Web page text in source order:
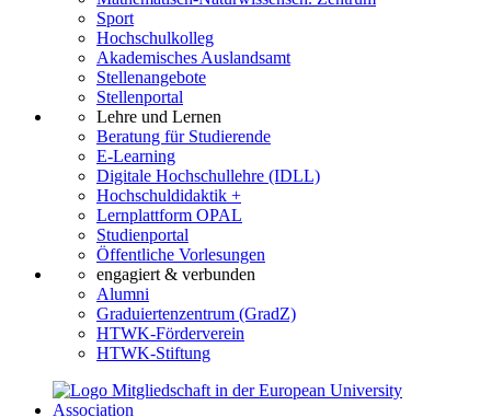
Sport
Hochschulkolleg
Akademisches Auslandsamt
Stellenangebote
Stellenportal
Lehre und Lernen
Beratung für Studierende
E-Learning
Digitale Hochschullehre (IDLL)
Hochschuldidaktik +
Lernplattform OPAL
Studienportal
Öffentliche Vorlesungen
engagiert & verbunden
Alumni
Graduiertenzentrum (GradZ)
HTWK-Förderverein
HTWK-Stiftung